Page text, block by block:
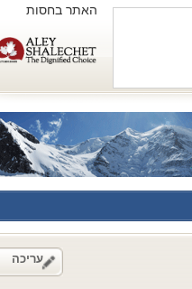
האתר בחסות
עריכה